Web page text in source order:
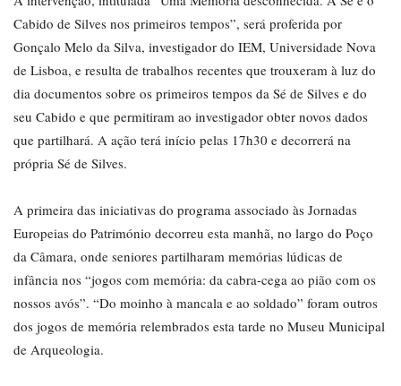
Cabido de Silves nos primeiros tempos”, será proferida por
Gonçalo Melo da Silva, investigador do IEM, Universidade Nova
de Lisboa, e resulta de trabalhos recentes que trouxeram à luz do
dia documentos sobre os primeiros tempos da Sé de Silves e do
seu Cabido e que permitiram ao investigador obter novos dados
que partilhará. A ação terá início pelas 17h30 e decorrerá na
própria Sé de Silves.
A primeira das iniciativas do programa associado às Jornadas
Europeias do Património decorreu esta manhã, no largo do Poço
da Câmara, onde seniores partilharam memórias lúdicas de
infância nos “jogos com memória: da cabra-cega ao pião com os
nossos avós”. “Do moinho à mancala e ao soldado” foram outros
dos jogos de memória relembrados esta tarde no Museu Municipal
de Arqueologia.